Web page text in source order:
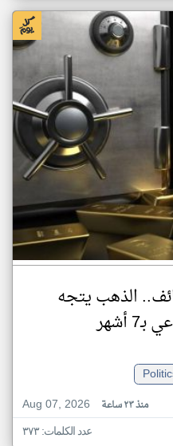
الذهب يتجه
أشهر
Aug 07, 2026
منذ ٢٣ ساعة
عدد الكلمات: ٣٧٣